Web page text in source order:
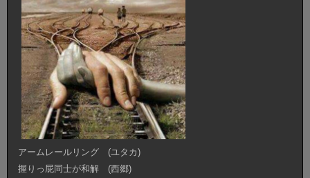
アームレールリング (ユタカ)
握りっ屁同士が和解 (西郷)